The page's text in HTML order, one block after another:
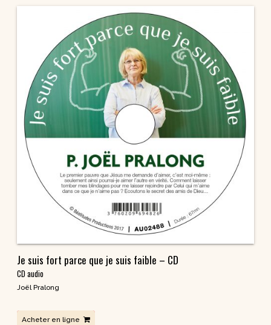
Je suis fort parce que je suis faible – CD
CD audio
Joël Pralong
Acheter en ligne